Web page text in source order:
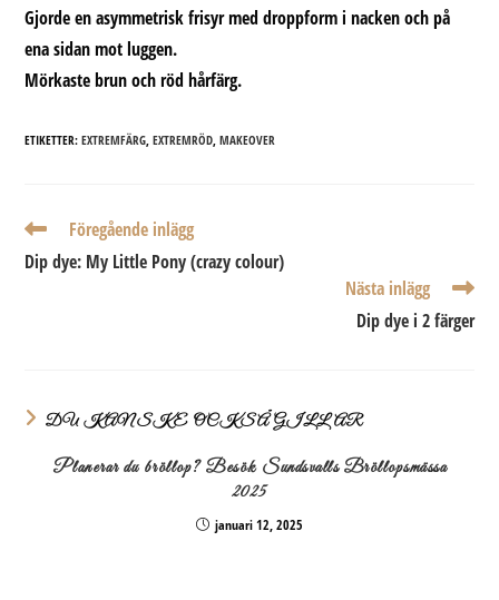
Gjorde en asymmetrisk frisyr med droppform i nacken och på
ena sidan mot luggen.
Mörkaste brun och röd hårfärg.
ETIKETTER:EXTREMFÄRG, EXTREMRÖD, MAKEOVER
Läs
artiklar
Föregående inlägg
Dip dye: My Little Pony (crazy colour)
Nästa inlägg
Dip dye i 2 färger
DU KANSKE OCKSÅ GILLAR
Planerar du bröllop? Besök Sundsvalls Bröllopsmässa
2025
januari 12, 2025